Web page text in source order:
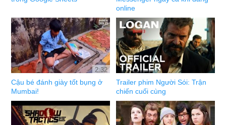
online
2:32
Cậu bé đánh giày tốt bụng ở
Mumbai!
Trailer phim Người Sói: Trận
chiến cuối cùng